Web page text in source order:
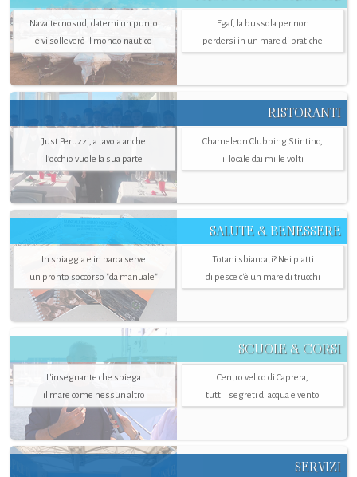
Navaltecnosud, datemi un punto
e vi solleverò il mondo nautico
Egaf, la bussola per non
perdersi in un mare di pratiche
RISTORANTI
Just Peruzzi, a tavola anche
l’occhio vuole la sua parte
Chameleon Clubbing Stintino,
il locale dai mille volti
SALUTE & BENESSERE
In spiaggia e in barca serve
un pronto soccorso "da manuale"
Totani sbiancati? Nei piatti
di pesce c'è un mare di trucchi
SCUOLE & CORSI
L'insegnante che spiega
il mare come nessun altro
Centro velico di Caprera,
tutti i segreti di acqua e vento
SERVIZI